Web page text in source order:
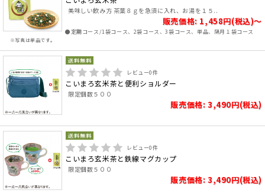
※写真は単品です。
美味しい飲み方 茶葉８ｇを急須に入れ、お湯を１５..
販売価格: 1,458円(税込)～
●定期コース/1袋コース、2袋コース、3袋コース、単品、隔月１袋コース
レビュー0件
こいまろ玄米茶と便利ショルダー
限定個数５００
販売価格: 3,490円(税込)
レビュー0件
こいまろ玄米茶と鉄線マグカップ
限定個数５００
販売価格: 3,490円(税込)